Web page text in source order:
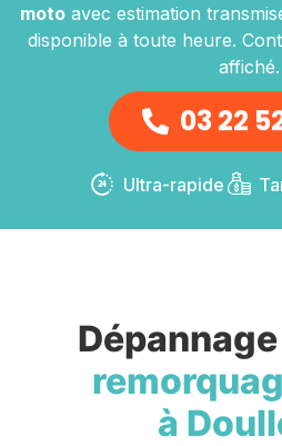
motoavec estimation
disponible à toute heure.
affiché.
03 22
Ultra-rapide
à